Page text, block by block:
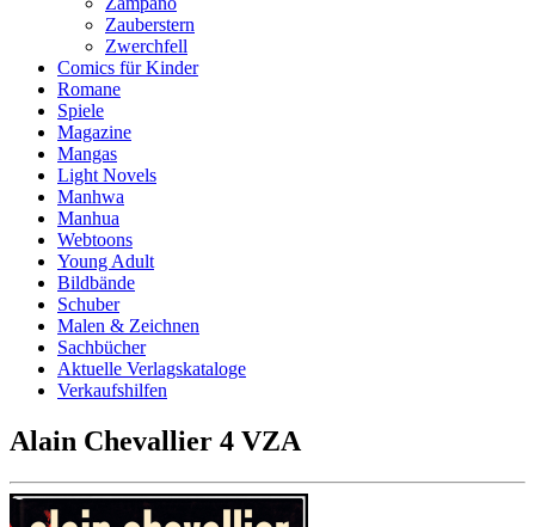
Zauberstern
Zwerchfell
Comics für Kinder
Romane
Spiele
Magazine
Mangas
Light Novels
Manhwa
Manhua
Webtoons
Young Adult
Bildbände
Schuber
Malen & Zeichnen
Sachbücher
Aktuelle Verlagskataloge
Verkaufshilfen
Alain Chevallier 4 VZA